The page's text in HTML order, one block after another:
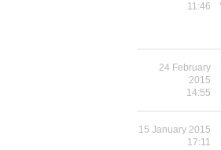
11:46
24 February
2015
14:55
15 January 2015
17:11